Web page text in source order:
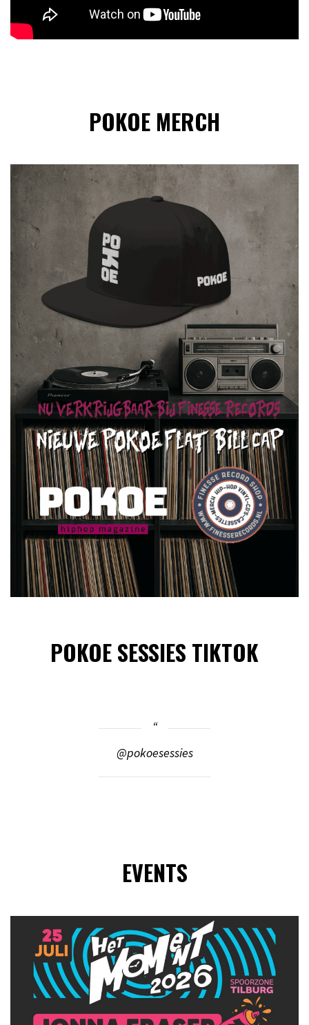
POKOE MERCH
POKOE SESSIES TIKTOK
@pokoesessies
EVENTS